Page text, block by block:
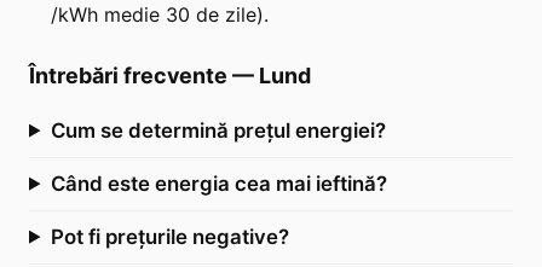
/kWh medie 30 de zile).
Întrebări frecvente — Lund
Cum se determină prețul energiei?
Când este energia cea mai ieftină?
Pot fi prețurile negative?